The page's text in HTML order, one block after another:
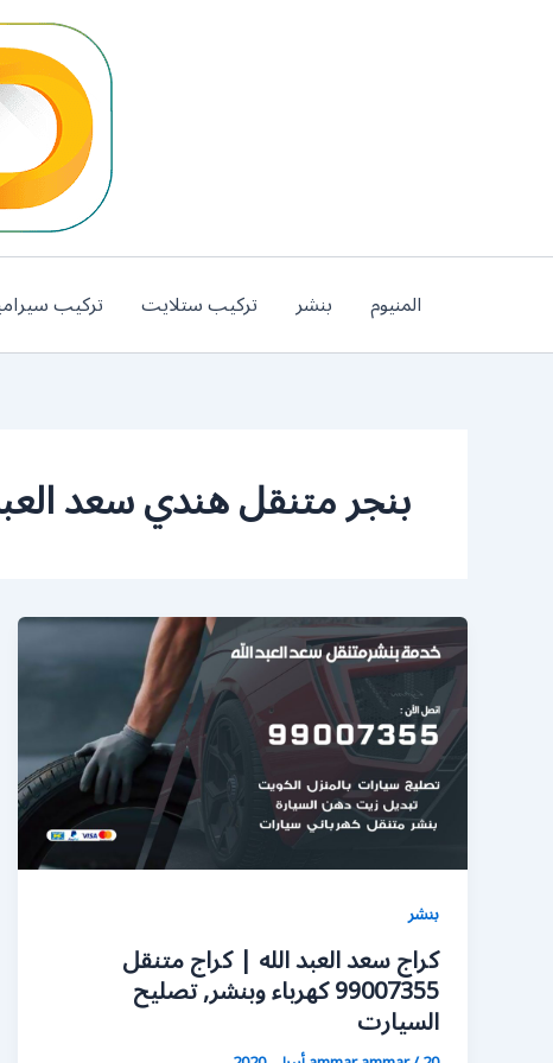
المنيوم بنشر تركيب ستلايت تركيب
بنجر متنقل هندي سعد
بنشر
كراج سعد العبد الله | كراج متنقل
99007355 كهرباء وبنشر, تصليح
السيارت